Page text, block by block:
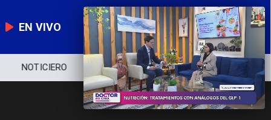
EN VIVO
NOTICIERO POLÍTICA ECONOMÍA